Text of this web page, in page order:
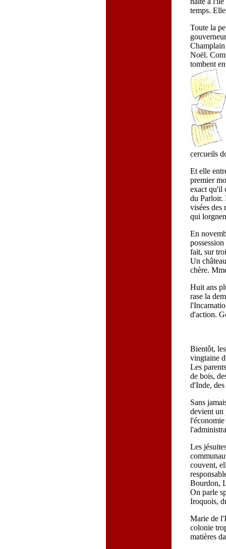
temps.
Toute la
Noël.
tombent
cercueils
Et elle
premier
exact qu'il
du Parloir.
visées des
qui
En
fait, sur
Un
chère.
Huit ans
rase la
d'action.
Bientôt,
vingtaine
Les
de bois,
d'Inde,
Sans
devient un
Les
couvent,
Bourdon,
On parle
Iroquois,
Marie de
colonie
matières